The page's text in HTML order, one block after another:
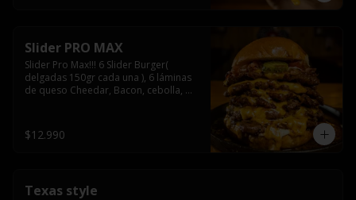
Slider PRO MAX
Slider Pro Max!!! 6 Slider Burger(
delgadas 150gr cada una ), 6 láminas
de queso Cheedar, Bacon, cebolla,
$12.990
Texas style